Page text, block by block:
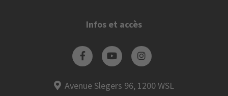
Infos et accès
Avenue Slegers 96, 1200 WSL